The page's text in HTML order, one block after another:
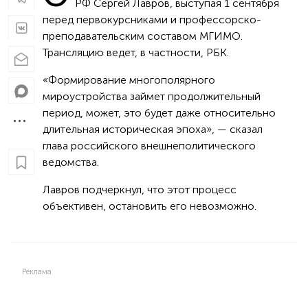
РФ Сергей Лавров, выступая 1 сентября
перед первокурсниками и профессорско-
преподавательским составом МГИМО.
Трансляцию ведет, в частности, РБК.
«Формирование многополярного
мироустройства займет продолжительный
период, может, это будет даже относительно
длительная историческая эпоха», — сказал
глава российского внешнеполитического
ведомства.
Лавров подчеркнул, что этот процесс
объективен, остановить его невозможно.
Реклама